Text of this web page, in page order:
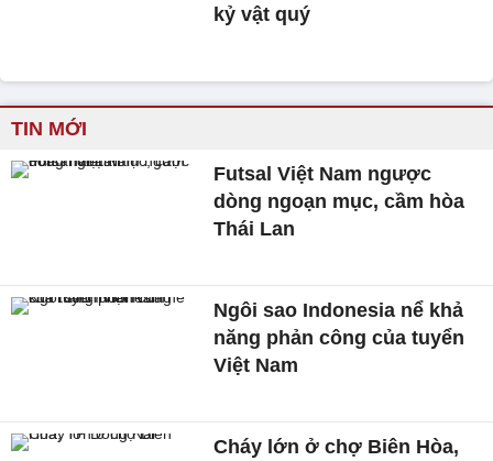
kỷ vật quý
TIN MỚI
Futsal Việt Nam ngược
dòng ngoạn mục, cầm hòa
Thái Lan
Ngôi sao Indonesia nể khả
năng phản công của tuyển
Việt Nam
Cháy lớn ở chợ Biên Hòa,